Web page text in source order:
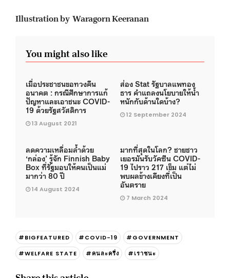
Illustration by Waragorn Keeranan
You might also like
เมื่อประชาชนขอทวงคืน
อนาคต : กรณีศึกษาการแก้
ปัญหาและเอาชนะ COVID-
19 ด้วยรัฐสวัสดิการ
13 August 2021
ส่อง Stat รัฐบาลแพทอง
ธาร คำแถลงนโยบายให้น้ำ
หนักกับด้านใดบ้าง?
12 September 2024
ลดความเหลื่อมล้ำด้วย
‘กล่อง’ รู้จัก Finnish Baby
Box ที่รัฐมอบให้คนเป็นแม่
มากว่า 80 ปี
14 August 2024
มากที่สุดในโลก? ชายชาว
เยอรมันรับวัคซีน COVID-
19 ไปราว 217 เข็ม แต่ไม่
พบผลข้างเคียงที่เป็น
อันตราย
7 March 2024
#BIGFEATURED #COVID-19
#GOVERNMENT
#WELFARE STATE
#คนละครึ่ง #เราชนะ